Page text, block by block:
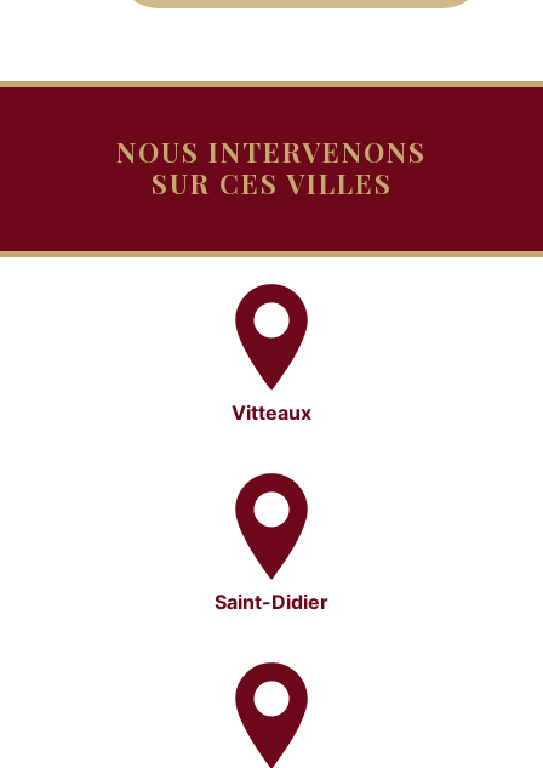
NOUS INTERVENONS
SUR CES VILLES
Vitteaux
Saint-Didier